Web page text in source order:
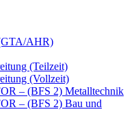
AHR)
(Teilzeit)
(Vollzeit)
– (BFS 2) Metalltechnik
– (BFS 2) Bau und